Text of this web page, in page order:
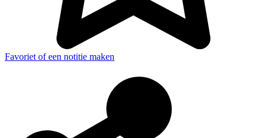
Favoriet of een notitie maken